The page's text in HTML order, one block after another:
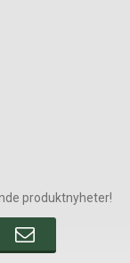
produktnyheter!